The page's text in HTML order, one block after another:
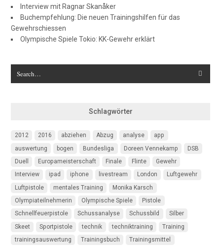
Interview mit Ragnar Skanåker
Buchempfehlung: Die neuen Trainingshilfen für das
Gewehrschiessen
Olympische Spiele Tokio: KK-Gewehr erklärt
Schlagwörter
2012 2016 abziehen Abzug analyse
app
auswertung
bogen Bundesliga Doreen Vennekamp
DSB
Duell
Europameisterschaft Finale Flinte
Gewehr
Interview
ipad iphone livestream London
Luftgewehr
Luftpistole
mentales Training
Monika Karsch
Olympiateilnehmerin
Olympische Spiele
Pistole
Schnellfeuerpistole
Schussanalyse Schussbild
Silber
Skeet
Sportpistole technik techniktraining
Training
trainingsauswertung
Trainingsbuch
Trainingsmittel